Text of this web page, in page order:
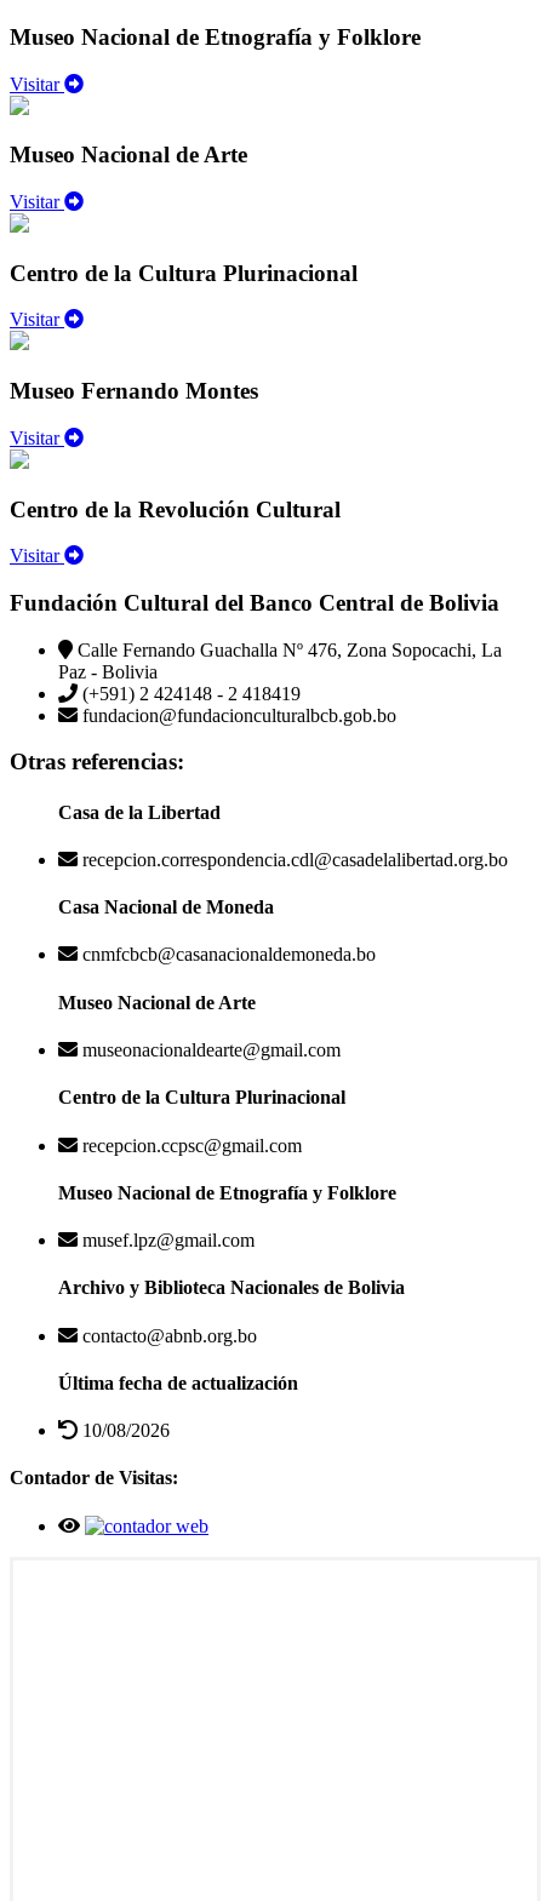
Museo Nacional de Etnografía y Folklore
Visitar
Museo Nacional de Arte
Visitar
Centro de la Cultura Plurinacional
Visitar
Museo Fernando Montes
Visitar
Centro de la Revolución Cultural
Visitar
Fundación Cultural del Banco Central de Bolivia
Calle Fernando Guachalla Nº 476, Zona Sopocachi, La
Paz - Bolivia
(+591) 2 424148 - 2 418419
fundacion@fundacionculturalbcb.gob.bo
Otras referencias:
Casa de la Libertad
recepcion.correspondencia.cdl@casadelalibertad.org.bo
Casa Nacional de Moneda
cnmfcbcb@casanacionaldemoneda.bo
Museo Nacional de Arte
museonacionaldearte@gmail.com
Centro de la Cultura Plurinacional
recepcion.ccpsc@gmail.com
Museo Nacional de Etnografía y Folklore
musef.lpz@gmail.com
Archivo y Biblioteca Nacionales de Bolivia
contacto@abnb.org.bo
Última fecha de actualización
10/08/2026
Contador de Visitas: